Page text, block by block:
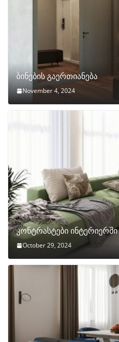
ბინების გაერთიანება
November 4, 2024
კონტრასტები ინტერიერში
October 29, 2024